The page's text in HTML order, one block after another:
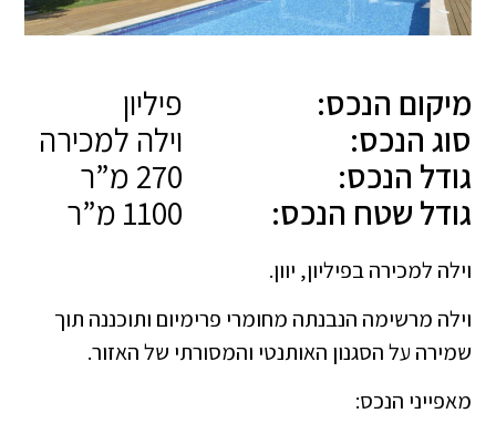
מיקום הנכס:
פיליון
סוג הנכס:
וילה למכירה
גודל הנכס:
גודל שטח הנכס:
וילה למכירה בפיליון, יוון.
וילה מרשימה הנבנתה מחומרי פרימיום ותוכננה תוך
שמירה על הסגנון האותנטי והמסורתי של האזור.
מאפייני הנכס: